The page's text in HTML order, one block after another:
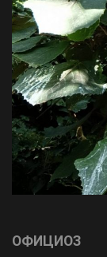
ОФИЦИОЗ